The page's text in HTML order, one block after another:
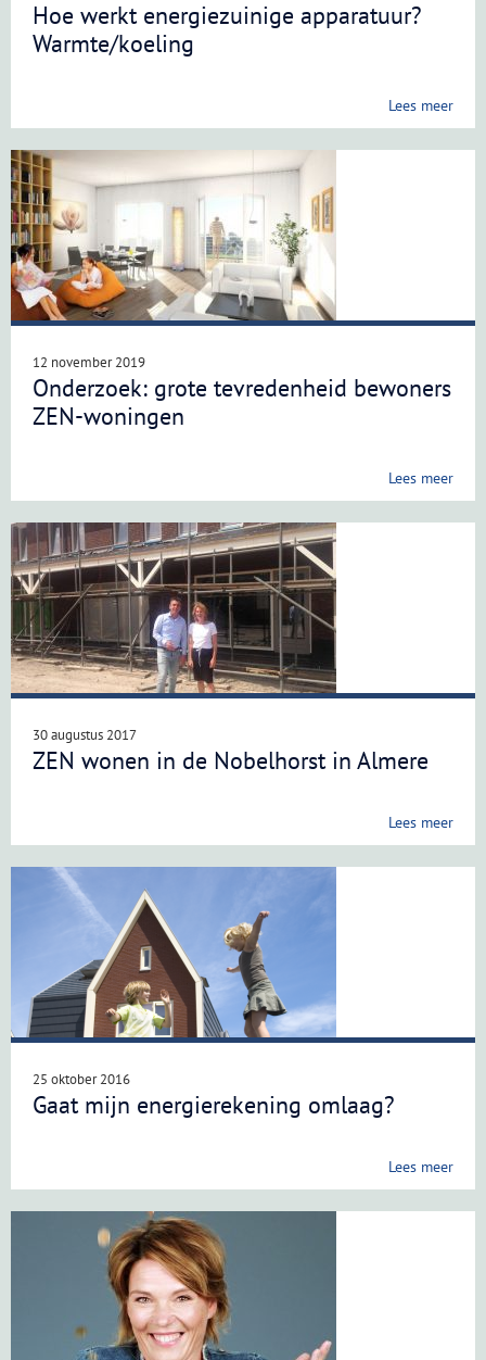
Hoe werkt energiezuinige apparatuur?
Warmte/koeling
Lees meer
12 november 2019
Onderzoek: grote tevredenheid bewoners
ZEN-woningen
Lees meer
30 augustus 2017
ZEN wonen in de Nobelhorst in Almere
Lees meer
25 oktober 2016
Gaat mijn energierekening omlaag?
Lees meer